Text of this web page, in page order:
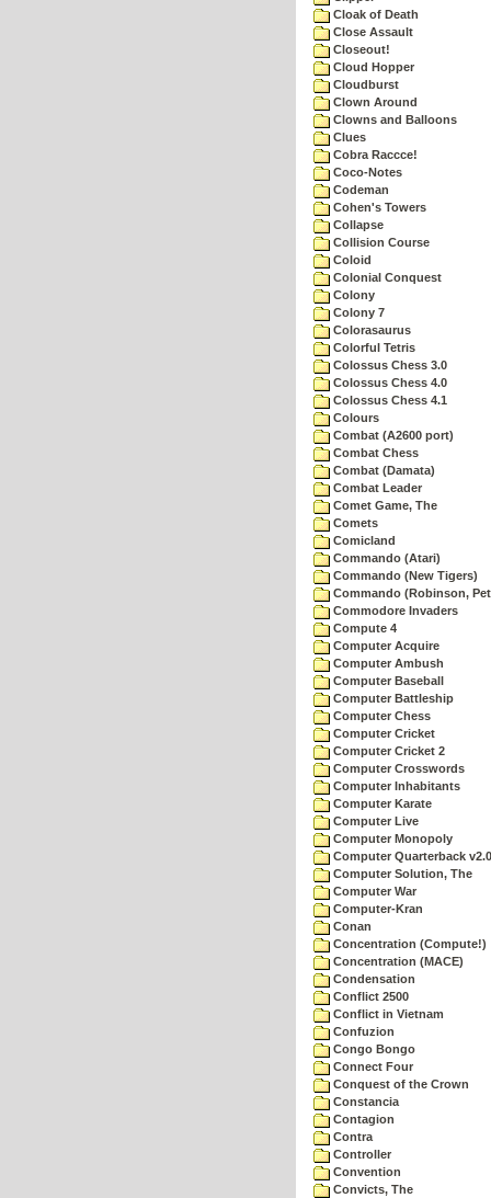
Cloak of Death
Close Assault
Closeout!
Cloud Hopper
Cloudburst
Clown Around
Clowns and Balloons
Clues
Cobra Raccce!
Coco-Notes
Codeman
Cohen's Towers
Collapse
Collision Course
Coloid
Colonial Conquest
Colony
Colony 7
Colorasaurus
Colorful Tetris
Colossus Chess 3.0
Colossus Chess 4.0
Colossus Chess 4.1
Colours
Combat (A2600 port)
Combat Chess
Combat (Damata)
Combat Leader
Comet Game, The
Comets
Comicland
Commando (Atari)
Commando (New Tigers)
Commando (Robinson,
Commodore Invaders
Compute 4
Computer Acquire
Computer Ambush
Computer Baseball
Computer Battleship
Computer Chess
Computer Cricket
Computer Cricket 2
Computer Crosswords
Computer Inhabitants
Computer Karate
Computer Live
Computer Monopoly
Computer Quarterback v2.0
Computer Solution, The
Computer War
Computer-Kran
Conan
Concentration (Compute!)
Concentration (MACE)
Condensation
Conflict 2500
Conflict in Vietnam
Confuzion
Congo Bongo
Connect Four
Conquest of the Crown
Constancia
Contagion
Contra
Controller
Convention
Convicts, The